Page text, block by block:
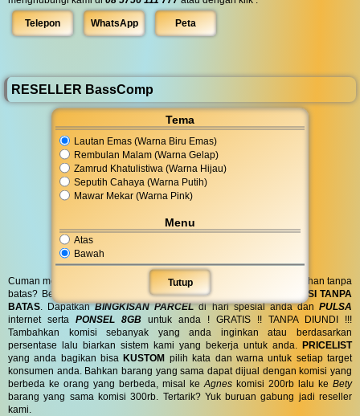
Tema
Lautan Emas (Warna Biru Emas)
Rembulan Malam (Warna Gelap)
Zamrud Khatulistiwa (Warna Hijau)
Seputih Cahaya (Warna Putih)
Mawar Mekar (Warna Pink)
Menu
Atas
Bawah
Tutup
Telepon WhatsApp Peta
RESELLER BassComp
Cuman modal posting di media sosial bisa dapat penghasilan tambahan tanpa
batas? Bergabung menjadi
RESELLERkami serta dapatkan
KOMISI TANPA
BATAS . DapatkanBINGKISAN PARCELdi hari spesial anda danPULSA
internet serta PONSEL 8GB untuk anda ! GRATIS !! TANPA DIUNDI !!!
Tambahkan komisi sebanyak yang anda inginkan atau berdasarkan
persentase lalu biarkan sistem kami yang bekerja untuk anda. PRICELIST
yang anda bagikan bisaKUSTOM pilih kata dan warna untuk setiap target
konsumen anda. Bahkan barang yang sama dapat dijual dengan komisi yang
berbeda ke orang yang berbeda, misal ke Agnes komisi 200rb lalu ke Bety
barang yang sama komisi 300rb. Tertarik? Yuk buruan gabung jadi reseller
kami.